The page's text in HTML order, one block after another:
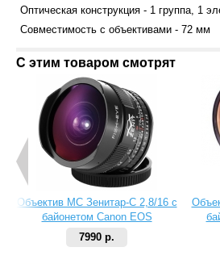
Оптическая конструкция - 1 группа, 1
Совместимость с объективами - 72 мм
С этим товаром смотрят
Объектив МС Зенитар-C 2,8/16 с
байонетом Canon EOS
7990 р.